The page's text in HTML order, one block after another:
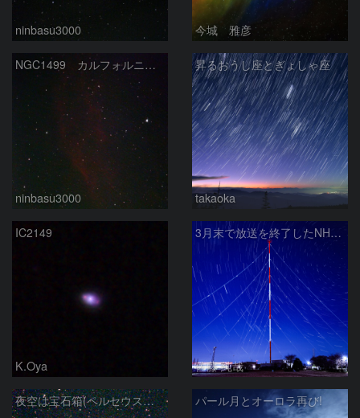
ninbasu3000 今城 雅彦
NGC1499 カルフォルニア星雲
ninbasu3000
昇るおうし座とぎょしゃ座
takaoka
IC2149
K.Oya
3月末で放送を終了したNHKラジオ第2放送の送信アンテナと星空
佐藤 純哉
夜空は宝石箱(ペルセウス座 NGC1491) Seestar50 パール月とオーロラ再び!